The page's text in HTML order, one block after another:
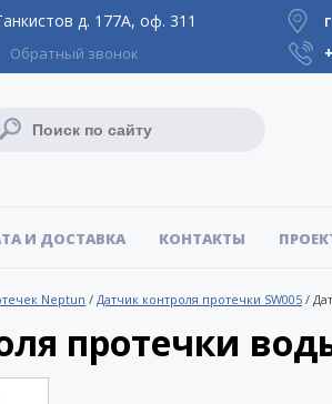
д. 177А, оф. 311
Обратный звонок
И ДОСТАВКА КОНТАКТЫ
Neptun / Датчик контроля протечки SW005 /
протечки